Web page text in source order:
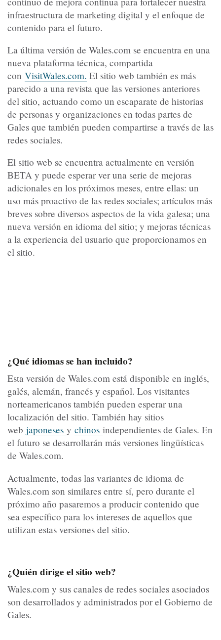
infraestructura de marketing digital y el enfoque de
contenido para el futuro.
La última versión de Wales.com se encuentra en una
nueva plataforma técnica, compartida
con VisitWales.com. El sitio web también es más
parecido a una revista que las versiones anteriores
del sitio, actuando como un escaparate de historias
de personas y organizaciones en todas partes de
Gales que también pueden compartirse a través de las
redes sociales.
El sitio web se encuentra actualmente en versión
BETA y puede esperar ver una serie de mejoras
adicionales en los próximos meses, entre ellas: un
uso más proactivo de las redes sociales; artículos más
breves sobre diversos aspectos de la vida galesa; una
nueva versión en idioma del sitio; y mejoras técnicas
a la experiencia del usuario que proporcionamos en
el sitio.
¿Qué idiomas se han incluido?
Esta versión de Wales.com está disponible en inglés,
galés, alemán, francés y español. Los visitantes
norteamericanos también pueden esperar una
localización del sitio. También hay sitios
web japoneses y chinos independientes de Gales. En
el futuro se desarrollarán más versiones lingüísticas
de Wales.com.
Actualmente, todas las variantes de idioma de
Wales.com son similares entre sí, pero durante el
próximo año pasaremos a producir contenido que
sea específico para los intereses de aquellos que
utilizan estas versiones del sitio.
¿Quién dirige el sitio web?
Wales.com y sus canales de redes sociales asociados
son desarrollados y administrados por el Gobierno de
Gales.